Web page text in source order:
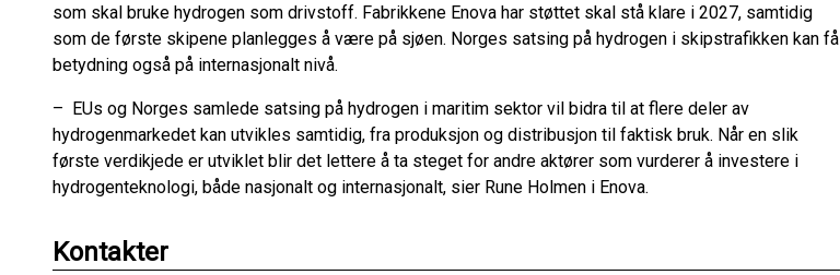
som skal bruke hydrogen som drivstoff. Fabrikkene Enova har støttet skal stå klare i 2027, samtidig
som de første skipene planlegges å være på sjøen. Norges satsing på hydrogen i skipstrafikken kan få
betydning også på internasjonalt nivå.
– EUs og Norges samlede satsing på hydrogen i maritim sektor vil bidra til at flere deler av
hydrogenmarkedet kan utvikles samtidig, fra produksjon og distribusjon til faktisk bruk. Når en slik
første verdikjede er utviklet blir det lettere å ta steget for andre aktører som vurderer å investere i
hydrogenteknologi, både nasjonalt og internasjonalt, sier Rune Holmen i Enova.
Kontakter